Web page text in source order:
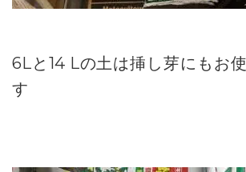
6Lと14 Lの土は挿し芽にもお
す